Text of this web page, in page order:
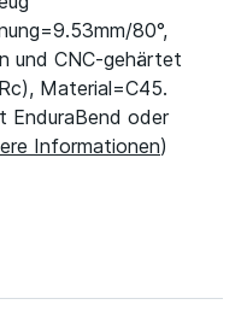
80°,
und CNC-gehärtet
Material=C45.
EnduraBend oder
Informationen)